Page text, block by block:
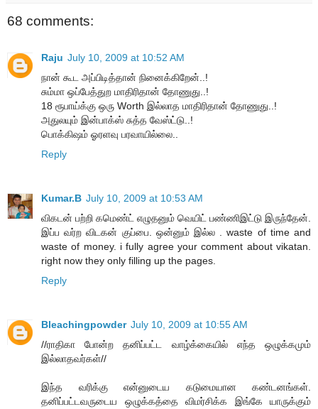
68 comments:
Raju July 10, 2009 at 10:52 AM
நான் கூட அப்பிடித்தான் நினைக்கிறேன்..!
சும்மா ஒப்பேத்துற மாதிரிதான் தோணுது..!
18 ரூபாய்க்கு ஒரு Worth இல்லாத மாதிரிதான் தோணுது..!
அதுலயும் இன்பாக்ஸ் சுத்த வேஸ்ட்டு..!
பொக்கிஷம் ஓரளவு பரவாயில்லை..
Reply
Kumar.B July 10, 2009 at 10:53 AM
விகடன் பற்றி கமெண்ட் எழுதனும் வெயிட் பண்ணிஇட்டு இருந்தேன்.
இப்ப வர்ற விடகன் குப்பை. ஒன்னும் இல்ல . waste of time and
waste of money. i fully agree your comment about vikatan.
right now they only filling up the pages.
Reply
Bleachingpowder July 10, 2009 at 10:55 AM
//ராதிகா போன்ற தனிப்பட்ட வாழ்க்கையில் எந்த ஒழுக்கமும்
இல்லாதவர்கள்//
இந்த வரிக்கு என்னுடைய கடுமையான கண்டனங்கள்.
தனிப்பட்டவருடைய ஒழுக்கத்தை விமர்சிக்க இங்கே யாருக்கும்